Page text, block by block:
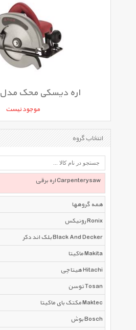
اره دیسکی محک مدل CS-180
موجود نیست
انتخاب گروه
اره برقی Carpenterysaw
همه گروهها
رونیکس Ronix
بلک اند دکر Black And Decker
ماکیتا Makita
هیتاچی Hitachi
توسن Tosan
مکتک بای ماکیتا Maktec
بوش Bosch